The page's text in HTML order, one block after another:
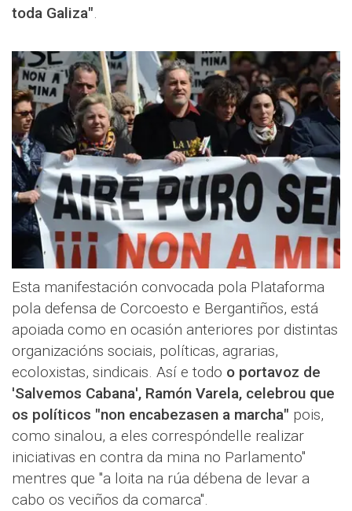
toda Galiza".
Esta manifestación convocada pola Plataforma
pola defensa de Corcoesto e Bergantiños, está
apoiada como en ocasión anteriores por distintas
organizacións sociais, políticas, agrarias,
ecoloxistas, sindicais. Así e todo o portavoz de
'Salvemos Cabana', Ramón Varela, celebrou que
os políticos "non encabezasen a marcha" pois,
como sinalou, a eles correspóndelle realizar
iniciativas en contra da mina no Parlamento"
mentres que "a loita na rúa débena de levar a
cabo os veciños da comarca".